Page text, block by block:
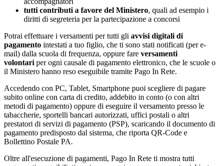
tutti contributi a favore del Ministero, quali ad esempio i
diritti di segreteria per la partecipazione a concorsi
Potrai effettuare i versamenti per tutti gli avvisi digitali di
pagamento intestati a tuo figlio, che ti sono stati notificati (per e-
mail) dalla scuola di frequenza, oppure fare versamenti
volontari per ogni causale di pagamento elettronico, che le scuole o
il Ministero hanno reso eseguibile tramite Pago In Rete.
Accedendo con PC, Tablet, Smartphone puoi scegliere di pagare
subito online con carta di credito, addebito in conto (o con altri
metodi di pagamento) oppure di eseguire il versamento presso le
tabaccherie, sportelli bancari autorizzati, uffici postali o altri
prestatori di servizi di pagamento (PSP), scaricando il documento di
pagamento predisposto dal sistema, che riporta QR-Code e
Bollettino Postale PA.
Oltre all'esecuzione di pagamenti, Pago In Rete ti mostra tutti